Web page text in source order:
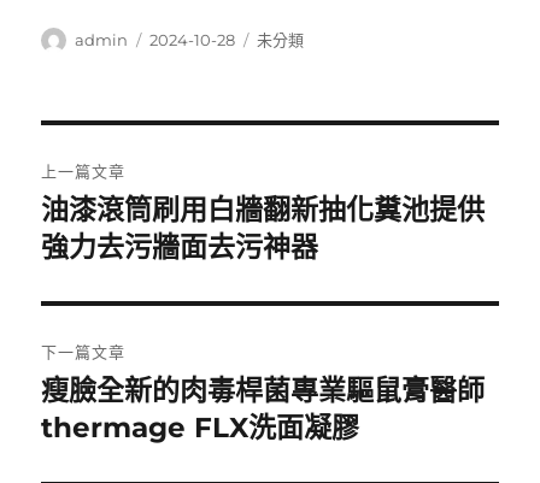
作
admin
發
2024-10-28
分
未分類
章
導
覽
上一篇文章
上
一
文
章:
油漆滾筒刷用白牆翻新抽化糞池提供
強力去污牆面去污神器
下一篇文章
下
一
瘦臉全新的肉毒桿菌專業驅鼠膏醫師
thermage FLX洗面凝膠